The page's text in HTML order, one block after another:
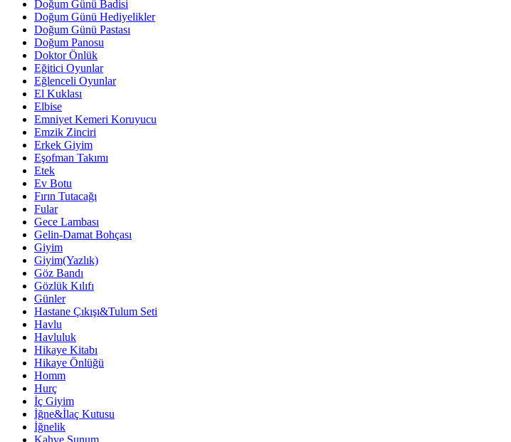
Doğum Günü Badisi
Doğum Günü Hediyelikler
Doğum Günü Pastası
Doğum Panosu
Doktor Önlük
Eğitici Oyunlar
Eğlenceli Oyunlar
El Kuklası
Elbise
Emniyet Kemeri Koruyucu
Emzik Zinciri
Erkek Giyim
Eşofman Takımı
Etek
Ev Botu
Fırın Tutacağı
Fular
Gece Lambası
Gelin-Damat Bohçası
Giyim
Giyim(Yazlık)
Göz Bandı
Gözlük Kılıfı
Günler
Hastane Çıkışı&Tulum Seti
Havlu
Havluluk
Hikaye Kitabı
Hikaye Önlüğü
Homm
Hurç
İç Giyim
İğne&İlaç Kutusu
İğnelik